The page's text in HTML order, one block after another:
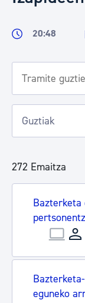
20:48
272 Emaitza
Bazterketa
eguneko